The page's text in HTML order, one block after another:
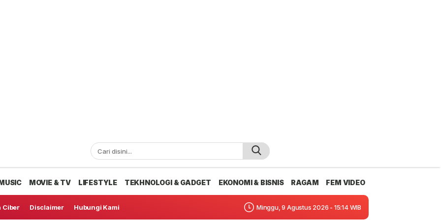
MOVIE & TV LIFESTYLE TEKHNOLOGI & GADGET EKONOMI & BISNIS RAGAM FEM VIDEO
Ciber Disclaimer Hubungi Kami Minggu, 9 Agustus 2026 - 15:14 WIB